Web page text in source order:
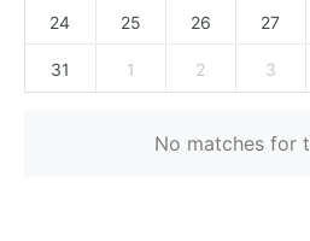
24 25 26 27
31 1 2 3
No matches for